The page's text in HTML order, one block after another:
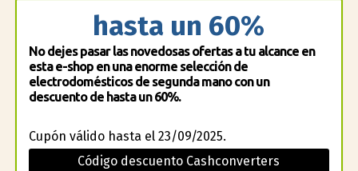
hasta un 60%
No dejes pasar las novedosas ofertas a tu alcance en
esta e-shop en una enorme selección de
electrodomésticos de segunda mano con un
descuento de hasta un 60%.
Cupón válido hasta el 23/09/2025.
Código descuento Cashconverters